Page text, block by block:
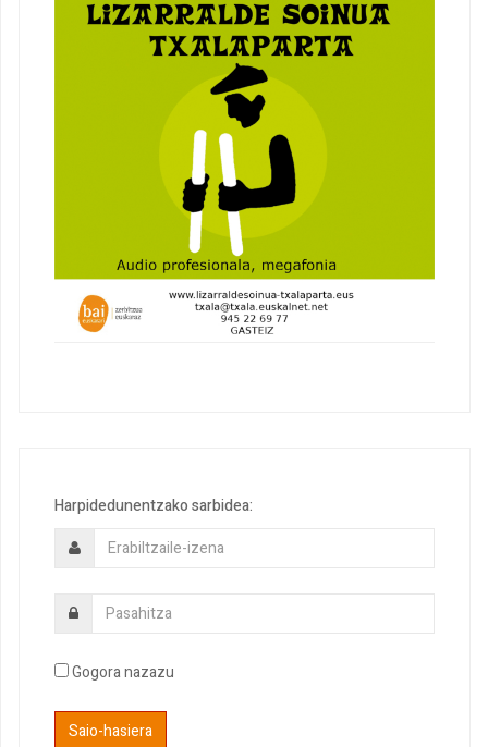
Harpidedunentzako sarbidea:
Gogora nazazu